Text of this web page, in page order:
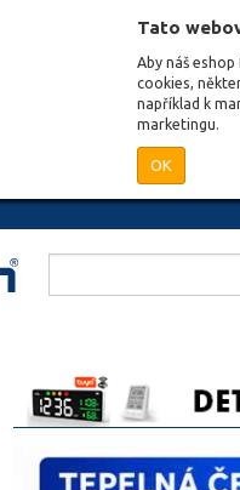
Tato
Aby náš
cookies,
například k
marketingu.
OK